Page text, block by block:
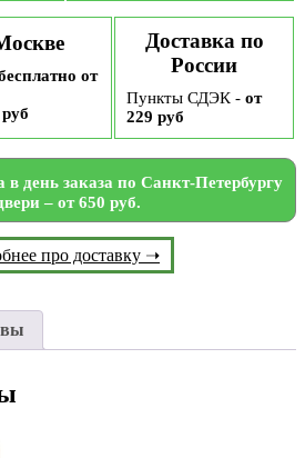
от
Доставка по
России
Пункты СДЭК - от
229 руб
в день заказа по Санкт-Петербургу
– от 650 руб.
про доставку ➝